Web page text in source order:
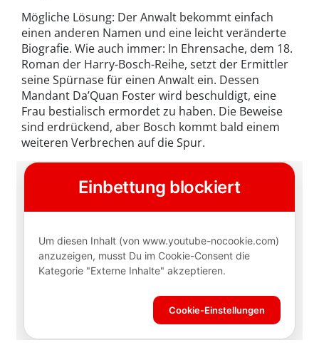
Mögliche Lösung: Der Anwalt bekommt einfach
einen anderen Namen und eine leicht veränderte
Biografie. Wie auch immer: In Ehrensache, dem 18.
Roman der Harry-Bosch-Reihe, setzt der Ermittler
seine Spürnase für einen Anwalt ein. Dessen
Mandant Da’Quan Foster wird beschuldigt, eine
Frau bestialisch ermordet zu haben. Die Beweise
sind erdrückend, aber Bosch kommt bald einem
weiteren Verbrechen auf die Spur.